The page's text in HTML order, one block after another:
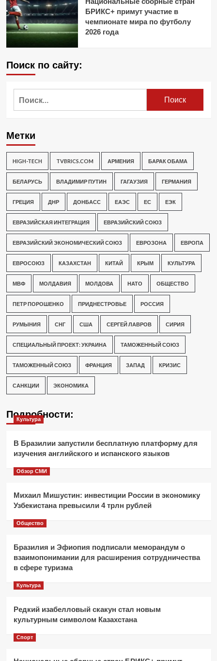
БРИКС+ примут участие в
чемпионате мира по футболу
2026 года
Поиск по сайту:
Метки
HIGH-TECH TVBRICS.COM АРМЕНИЯ БАРАК ОБАМА
БЕЛАРУСЬ ВЛАДИМИР ПУТИН ГАГАУЗИЯ ГЕРМАНИЯ
ГРЕЦИЯ ДНР ДОНБАСС ЕАЭС ЕС ЕЭК
ЕВРАЗИЙСКАЯ ИНТЕГРАЦИЯ ЕВРАЗИЙСКИЙ СОЮЗ
ЕВРАЗИЙСКИЙ ЭКОНОМИЧЕСКИЙ СОЮЗ ЕВРОЗОНА ЕВРОПА
ЕВРОСОЮЗ КАЗАХСТАН КИТАЙ КРЫМ КУЛЬТУРА
МВФ МОЛДАВИЯ МОЛДОВА НАТО ОБЩЕСТВО
ПЕТР ПОРОШЕНКО ПРИДНЕСТРОВЬЕ РОССИЯ
РУМЫНИЯ СНГ США СЕРГЕЙ ЛАВРОВ СИРИЯ
СПЕЦИАЛЬНЫЙ ПРОЕКТ: УКРАИНА ТАМОЖЕННЫЙ СОЮЗ
ТАМОЖЕННЫЙ СОЮЗ ФРАНЦИЯ ЗАПАД КРИЗИС
САНКЦИИ ЭКОНОМИКА
Подробности:
Культура
В Бразилии запустили бесплатную платформу для
изучения английского и испанского языков
Обзор СМИ
Михаил Мишустин: инвестиции России в экономику
Узбекистана превысили 4 трлн рублей
Общество
Бразилия и Эфиопия подписали меморандум о
взаимопонимании для расширения сотрудничества
в сфере туризма
Культура
Редкий изабелловый скакун стал новым
культурным символом Казахстана
Спорт